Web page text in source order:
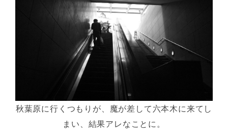
秋葉原に行くつもりが、魔が差して六本木に来てし
まい、結果アレなことに。